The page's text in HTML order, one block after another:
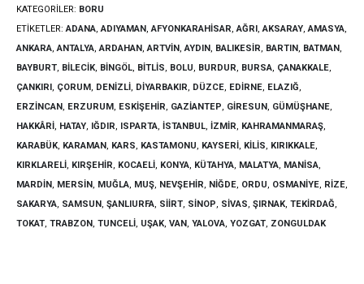
KATEGORILER: BORU
ETIKETLER:ADANA,ADIYAMAN,AFYONKARAHISAR,AĞRI,AKSARAY,AMASYA,
ANKARA,ANTALYA,ARDAHAN,ARTVIN,AYDIN, BALIKESIR, BARTIN, BATMAN,
BAYBURT, BILECIK, BINGÖL, BITLIS, BOLU, BURDUR, BURSA, ÇANAKKALE,
ÇANKIRI, ÇORUM, DENIZLI, DIYARBAKIR, DÜZCE, EDIRNE, ELAZIĞ,
ERZINCAN, ERZURUM, ESKIŞEHIR, GAZIANTEP, GIRESUN, GÜMÜŞHANE,
HAKKÂRI, HATAY, IĞDIR, ISPARTA, İSTANBUL, İZMIR, KAHRAMANMARAŞ,
KARABÜK, KARAMAN, KARS, KASTAMONU, KAYSERI, KILIS, KIRIKKALE,
KIRKLARELI, KIRŞEHIR, KOCAELI, KONYA, KÜTAHYA, MALATYA, MANISA,
MARDIN, MERSIN, MUĞLA, MUŞ, NEVŞEHIR, NIĞDE, ORDU, OSMANIYE, RIZE,
SAKARYA, SAMSUN, ŞANLIURFA, SIIRT, SINOP, SIVAS, ŞIRNAK, TEKIRDAĞ,
TOKAT, TRABZON, TUNCELI, UŞAK, VAN, YALOVA, YOZGAT, ZONGULDAK